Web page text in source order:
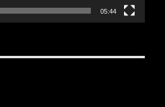
05:44